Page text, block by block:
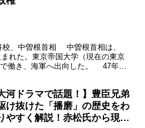
校、中曽根首相 中曽根首相は、
れた。東京帝国大学（現在の東京
働き、海軍へ出向した。 47年の
河ドラマで話題！】豊臣兄弟
け抜けた「播磨」の歴史をわ
やすく解説！赤松氏から現代